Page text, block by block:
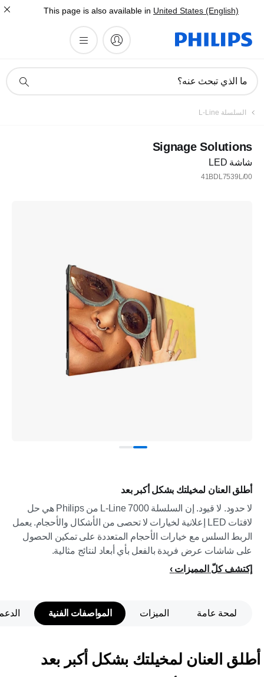
This page is also available in United States (English)
دعم
ما الذي تبحث عنه؟
السلسلة L-Line
Signage Solutions
شاشة LED
41BDL7539L/00
أطلق العنان لمخيلتك بشكل أكبر بعد
لا حدود. لا قيود. إن السلسلة L-Line 7000 من Philips هي حل
لافتات LED إعلانية لخيارات لا تحصى من الأشكال والأحجام. يعمل
الربط السلس مع خيارات الأحجام المتعددة على تمكين الحصول
على شاشات عرض فريدة بالفعل بأي أبعاد لنتائج مثالية.
إكتشف كلّ المميزات
لمحة عامة الميزات المواصفات الفنية
أطلق العنان لمخيلتك بشكل أكبر بعد